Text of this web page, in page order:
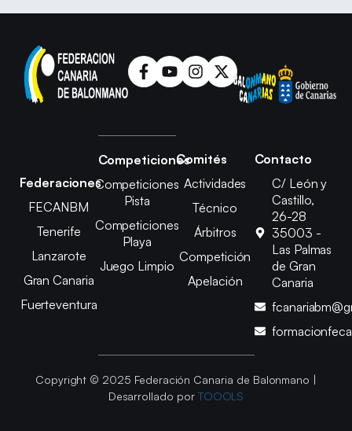
Federaciones
FECANBM
Tenerife
Lanzarote
Gran Canaria
Fuerteventura
Competiciones
Competiciones
Pista
Competiciones
Playa
Juego Limpio
Comités
Actividades
Técnico
Árbitros
Competición
Apelación
Contacto
C/ León y
Castillo,
26-28
35003 -
Las Palmas
de Gran
Canaria
Copyright © 2025 Federación Canaria de Balonmano |
Desarrollado por TOOOLS